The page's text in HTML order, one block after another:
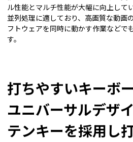
ル性能とマルチ性能が大幅に向上してい
並列処理に適しており、高画質な動画
フトウェアを同時に動かす作業などで
す。
打ちやすいキーボ
ユニバーサルデザ
テンキーを採用し